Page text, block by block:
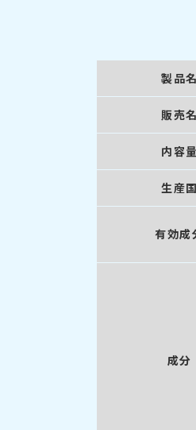
製品名
販売名
内容量
生産国
有効成
成分